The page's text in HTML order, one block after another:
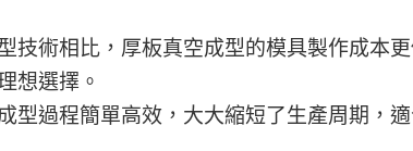
技術相比，厚板真空成型的模具製作成本
想選擇。
型過程簡單高效，大大縮短了生產周期，